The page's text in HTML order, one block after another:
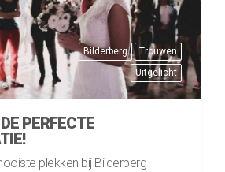
Bilderberg
Trouwen
Uitgelicht
PERFECTE
plekken bij Bilderberg